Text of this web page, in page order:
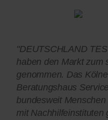
"DEUTSCHLAND
haben den Markt zum
genommen. Das
Beratungshaus
bundesweit
mit Nachhilfeinstituten